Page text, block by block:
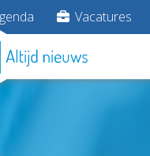
Vacatures